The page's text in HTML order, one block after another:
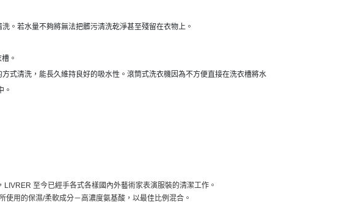
。若水量不夠將無法把髒污清洗乾淨甚至殘留在衣物上。
。
式清洗，能長久維持良好的吸水性。滾筒式洗衣機因為不方便直接在洗衣槽將水
。
至今已經手各式各樣國內外藝術家表演服裝的清潔工作。
用的保濕/柔軟成分－高濃度氨基酸，以最佳比例混合。